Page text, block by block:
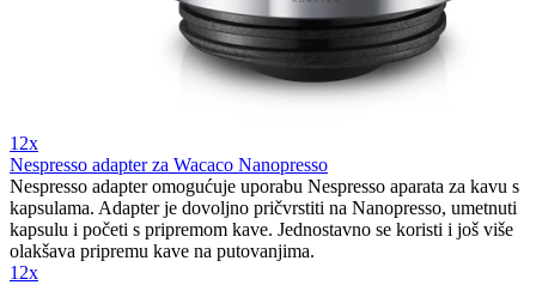
12x
Nespresso adapter za Wacaco Nanopresso
Nespresso adapter omogućuje uporabu Nespresso aparata za kavu s
kapsulama. Adapter je dovoljno pričvrstiti na Nanopresso, umetnuti
kapsulu i početi s pripremom kave. Jednostavno se koristi i još više
olakšava pripremu kave na putovanjima.
12x